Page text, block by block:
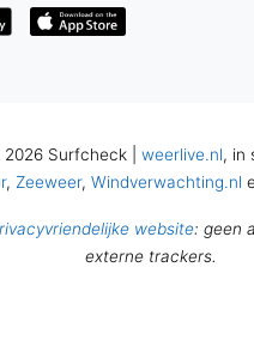
Surfcheck | weerlive.nl, in
, Zeeweer, Windverwachting.nl
website: geen
externe trackers.